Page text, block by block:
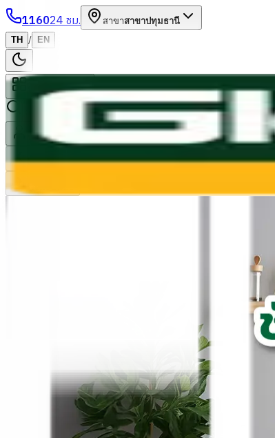
116024 ชม. สาขาสาขาปทุมธานี
TH
/ EN
หมวดหมู่สินค้า
ค้นหา
บัญชีของฉัน
Previous slide